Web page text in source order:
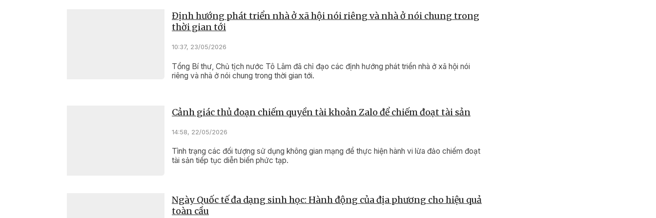
Định hướng phát triển nhà ở xã hội nói riêng và nhà ở nói chung trong
thời gian tới
10:37, 23/05/2026
Tổng Bí thư, Chủ tịch nước Tô Lâm đã chỉ đạo các định hướng phát triển nhà ở xã hội nói
riêng và nhà ở nói chung trong thời gian tới.
Cảnh giác thủ đoạn chiếm quyền tài khoản Zalo để chiếm đoạt tài sản
14:58, 22/05/2026
Tình trạng các đối tượng sử dụng không gian mạng để thực hiện hành vi lừa đảo chiếm đoạt
tài sản tiếp tục diễn biến phức tạp.
Ngày Quốc tế đa dạng sinh học: Hành động của địa phương cho hiệu quả
toàn cầu